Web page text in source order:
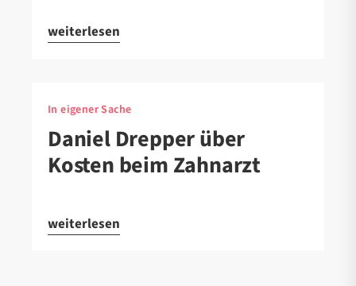
weiterlesen
In eigener Sache
Daniel Drepper über
Kosten beim Zahnarzt
weiterlesen